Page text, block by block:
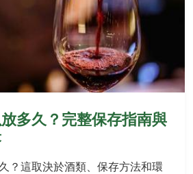
多久？完整保存指南與
？這取決於酒類、保存方法和環